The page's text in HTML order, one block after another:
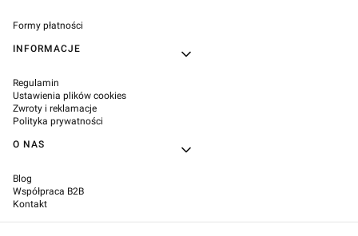
Formy płatności
INFORMACJE
Regulamin
Ustawienia plików cookies
Zwroty i reklamacje
Polityka prywatności
O NAS
Blog
Współpraca B2B
Kontakt